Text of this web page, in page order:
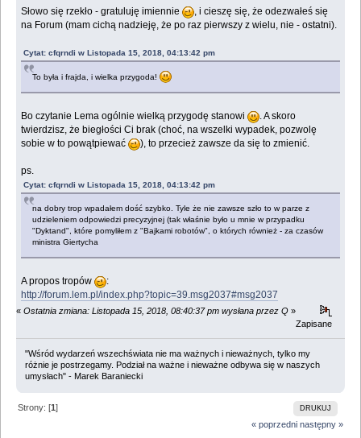
Słowo się rzekło - gratuluję imiennie
, i cieszę się, że odezwałeś się
na Forum (mam cichą nadzieję, że po raz pierwszy z wielu, nie - ostatni).
Cytat: cfqrndi w Listopada 15, 2018, 04:13:42 pm
To była i frajda, i wielka przygoda!
Bo czytanie Lema ogólnie wielką przygodę stanowi
. A skoro
twierdzisz, że biegłości Ci brak (choć, na wszelki wypadek, pozwolę
sobie w to powątpiewać
), to przecież zawsze da się to zmienić.
ps.
Cytat: cfqrndi w Listopada 15, 2018, 04:13:42 pm
na dobry trop wpadałem dość szybko. Tyle że nie zawsze szło to w parze z
udzieleniem odpowiedzi precyzyjnej (tak właśnie było u mnie w przypadku
"Dyktand", które pomyliłem z "Bajkami robotów", o których również - za czasów
ministra Giertycha
A propos tropów
:
http://forum.lem.pl/index.php?topic=39.msg2037#msg2037
« Ostatnia zmiana: Listopada 15, 2018, 08:40:37 pm wysłana przez Q »
Zapisane
"Wśród wydarzeń wszechświata nie ma ważnych i nieważnych, tylko my
różnie je postrzegamy. Podział na ważne i nieważne odbywa się w naszych
umysłach" - Marek Baraniecki
DRUKUJ
Strony: [1]
« poprzedni następny »